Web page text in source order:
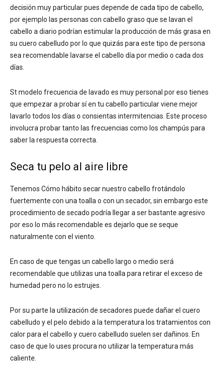
decisión muy particular pues depende de cada tipo de cabello,
por ejemplo las personas con cabello graso que se lavan el
cabello a diario podrían estimular la producción de más grasa en
su cuero cabelludo por lo que quizás para este tipo de persona
sea recomendable lavarse el cabello día por medio o cada dos
días.
St modelo frecuencia de lavado es muy personal por eso tienes
que empezar a probar sí en tu cabello particular viene mejor
lavarlo todos los días o consientas intermitencias. Este proceso
involucra probar tanto las frecuencias como los champús para
saber la respuesta correcta.
Seca tu pelo al aire libre
Tenemos Cómo hábito secar nuestro cabello frotándolo
fuertemente con una toalla o con un secador, sin embargo este
procedimiento de secado podría llegar a ser bastante agresivo
por eso lo más recomendable es dejarlo que se seque
naturalmente con el viento.
En caso de que tengas un cabello largo o medio será
recomendable que utilizas una toalla para retirar el exceso de
humedad pero no lo estrujes.
Por su parte la utilización de secadores puede dañar el cuero
cabelludo y el pelo debido a la temperatura los tratamientos con
calor para el cabello y cuero cabelludo suelen ser dañinos. En
caso de que lo uses procura no utilizar la temperatura más
caliente.